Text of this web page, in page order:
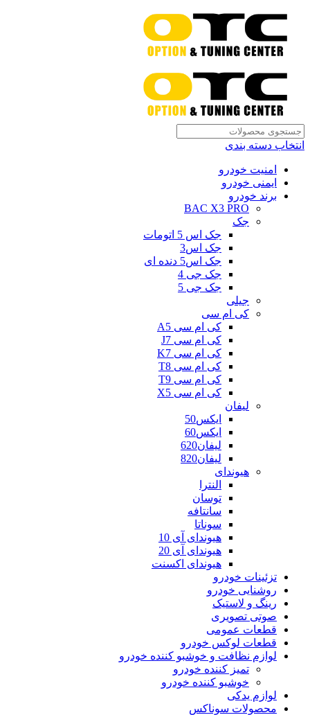
انتخاب دسته بندی
امنیت خودرو
ایمنی خودرو
برند خودرو
BAC X3 PRO
جک
جک اس 5 اتومات
جک اس3
جک اس5 دنده ای
جک جی 4
جک جی 5
جیلی
کی ام سی
کی ام سی A5
کی ام سی J7
کی ام سی K7
کی ام سی T8
کی ام سی T9
کی ام سی X5
لیفان
ایکس50
ایکس60
لیفان620
لیفان820
هیوندای
النترا
توسان
سانتافه
سوناتا
هیوندای آی 10
هیوندای آی 20
هیوندای اکسنت
تزئینات خودرو
روشنایی خودرو
رینگ و لاستیک
صوتی تصویری
قطعات عمومی
قطعات لوکس خودرو
لوازم نظافت و خوشبو کننده خودرو
تمیز کننده خودرو
خوشبو کننده خودرو
لوازم یدکی
محصولات سوناکس